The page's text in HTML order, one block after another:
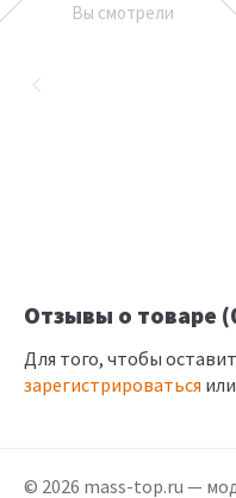
Вы смотрели
Отзывы о товаре
Для того, чтобы
зарегистрироваться или
© 2026 mass-top.ru —